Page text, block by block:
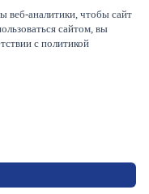
аналитики, чтобы сайт
сайтом, вы
с политикой